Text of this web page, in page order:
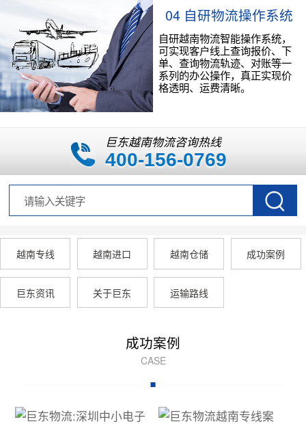
04 自研物流操作系统
自研越南物流智能操作系统，
可实现客户线上查询报价、下
单、查询物流轨迹、对账等一
系列的办公操作，真正实现价
格透明、运费清晰。
巨东越南物流咨询热线
400-156-0769
越南专线 越南进口 越南仓储 成功案例
巨东资讯 关于巨东 运输路线
成功案例
CASE